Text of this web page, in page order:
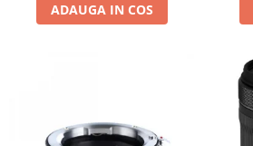
Accesorii diverse pt camere video
Camere Video Compacte
ADAUGA IN COS